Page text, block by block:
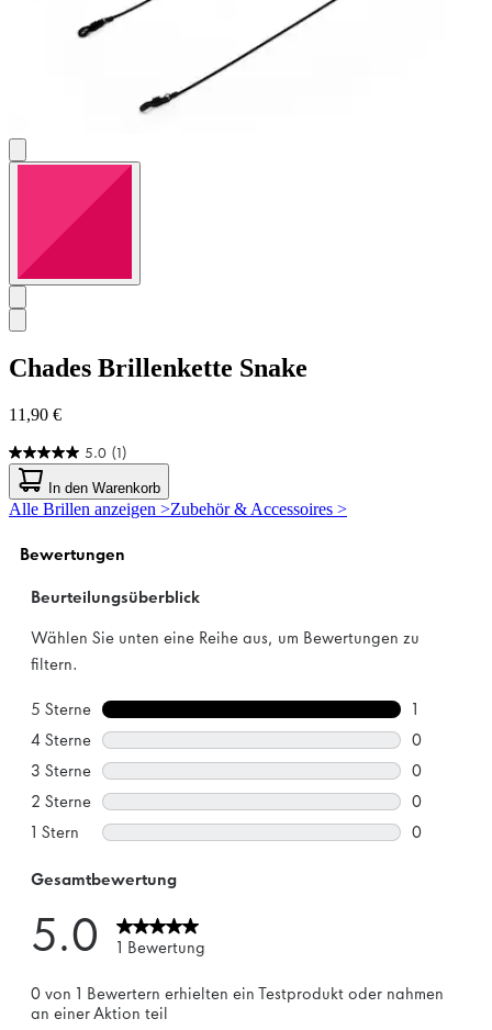
Chades Brillenkette Snake
11,90 €
5.0 (1)
5.0
von
5
Sternen.
Bewertung
In den Warenkorb
Alle Brillen anzeigen >Zubehör & Accessoires >